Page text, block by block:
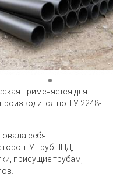
применяется для
по ТУ 2248-
себя
У труб ПНД,
присущие трубам,